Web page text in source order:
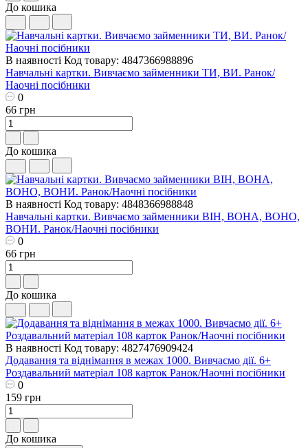
До кошика
В наявності Код товару: 4847366988896
Навчальні картки. Вивчаємо займенники ТИ, ВИ. Ранок/
Наочні посібники
0
66 грн
До кошика
В наявності Код товару: 4848366988848
Навчальні картки. Вивчаємо займенники ВІН, ВОНА, ВОНО,
ВОНИ. Ранок/Наочні посібники
0
66 грн
До кошика
В наявності Код товару: 4827476909424
Додавання та віднімання в межах 1000. Вивчаємо дії. 6+
Роздавальний матеріал 108 карток Ранок/Наочні посібники
0
159 грн
До кошика